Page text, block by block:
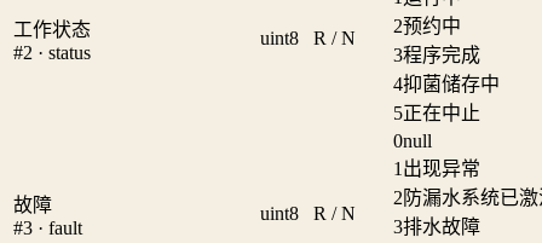
工作状态
#2 · status
uint8 R / N
2预约中
3程序完成
4抑菌储存中
5正在中止
故障
#3 · fault
uint8 R / N
0null
1 出现异常
2 防漏水系统已
3排水故障